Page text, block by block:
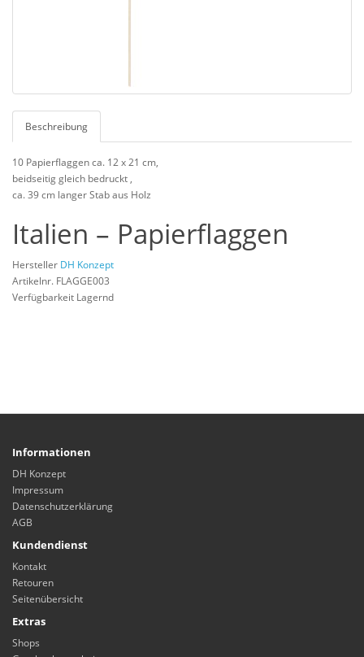
Beschreibung
10 Papierflaggen ca. 12 x 21 cm,
beidseitig gleich bedruckt ,
ca. 39 cm langer Stab aus Holz
Italien – Papierflaggen
Hersteller DH Konzept
Artikelnr. FLAGGE003
Verfügbarkeit Lagernd
Informationen
DH Konzept
Impressum
Datenschutzerklärung
AGB
Kundendienst
Kontakt
Retouren
Seitenübersicht
Extras
Shops